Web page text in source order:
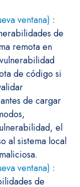
:
de
remota en
de código si
de cargar
el
al sistema local
:
de